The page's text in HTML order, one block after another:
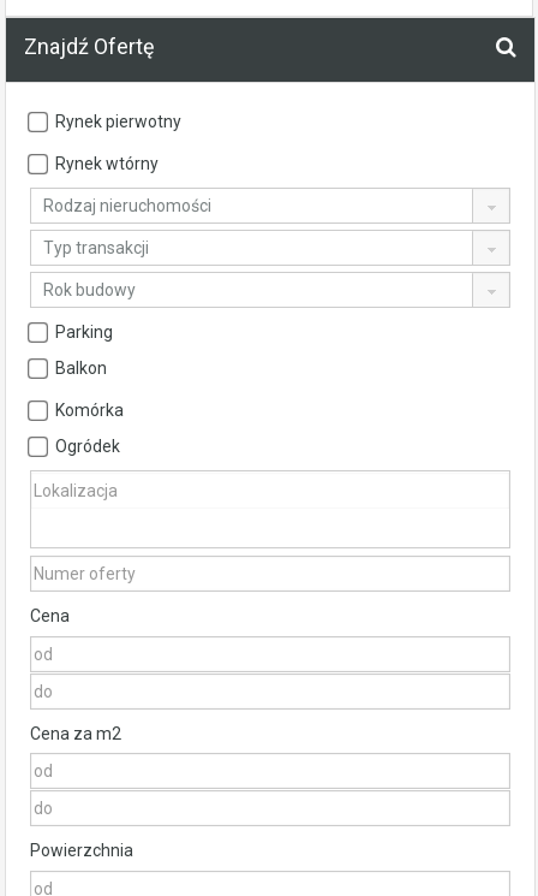
Znajdź Ofertę
Rynek pierwotny
Rynek wtórny
Rodzaj nieruchomości
Typ transakcji
Rok budowy
Parking
Balkon
Komórka
Ogródek
Cena
Cena za m2
Powierzchnia